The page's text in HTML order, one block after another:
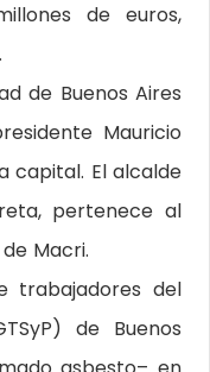
de euros,
de Buenos Aires
Mauricio
capital. El alcalde
pertenece al
Macri.
trabajadores del
de Buenos